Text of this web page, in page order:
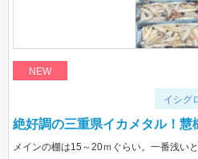
NEW
イシグ
絶好調の三重県イカメタル！慧